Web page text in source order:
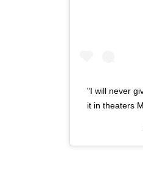
"I will never
it in theaters